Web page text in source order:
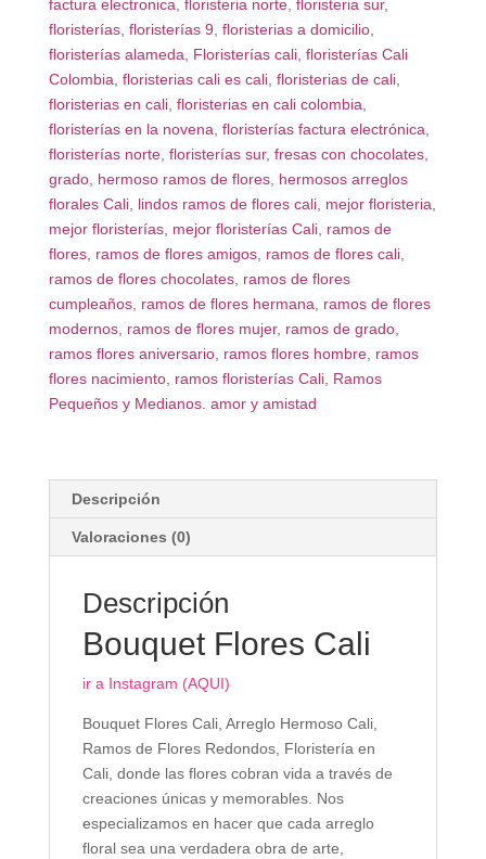
factura electronica, floristeria norte, floristeria sur,
floristerías, floristerías 9, floristerias a domicilio,
floristerías alameda, Floristerías cali, floristerías Cali
Colombia, floristerias cali es cali, floristerias de cali,
floristerias en cali, floristerias en cali colombia,
floristerías en la novena, floristerías factura electrónica,
floristerías norte, floristerías sur, fresas con chocolates,
grado, hermoso ramos de flores, hermosos arreglos
florales Cali, lindos ramos de flores cali, mejor floristeria,
mejor floristerías, mejor floristerías Cali, ramos de
flores, ramos de flores amigos, ramos de flores cali,
ramos de flores chocolates, ramos de flores
cumpleaños, ramos de flores hermana, ramos de flores
modernos, ramos de flores mujer, ramos de grado,
ramos flores aniversario, ramos flores hombre, ramos
flores nacimiento, ramos floristerías Cali, Ramos
Pequeños y Medianos. amor y amistad
Descripción
Valoraciones (0)
Descripción
Bouquet Flores Cali
ir a Instagram (AQUI)
Bouquet Flores Cali, Arreglo Hermoso Cali,
Ramos de Flores Redondos, Floristería en
Cali, donde las flores cobran vida a través de
creaciones únicas y memorables. Nos
especializamos en hacer que cada arreglo
floral sea una verdadera obra de arte,